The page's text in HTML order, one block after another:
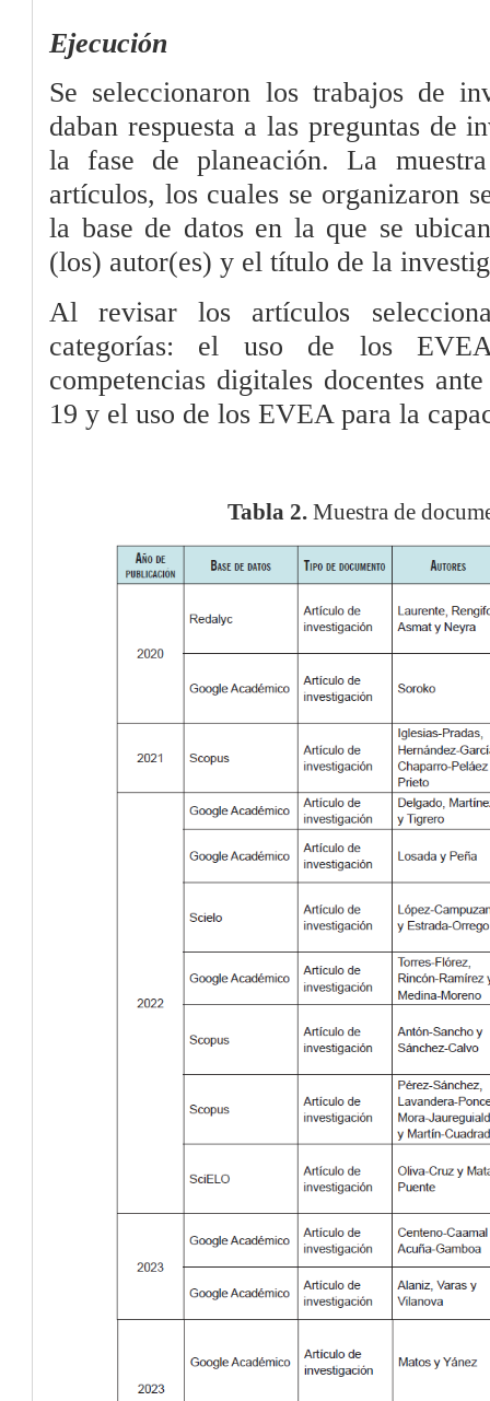
Ejecución
Se seleccionaron los trabajos de
daban respuesta a las preguntas de
la fase de planeación. La
artículos, los cuales se organizaron
la base de datos en la que se
(los) autor(es) y el título de la
Al revisar los artículos
categorías: el uso de los
competencias digitales docentes
19 y el uso de los EVEA para la
Tabla 2.Muestra de